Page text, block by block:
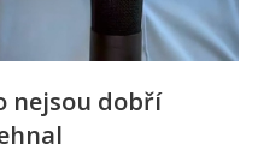
nejsou dobří